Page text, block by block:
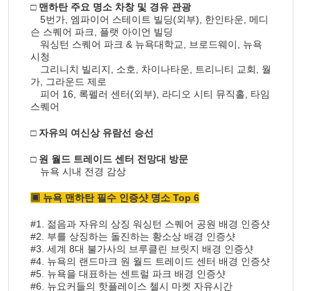
□ 맨하탄 주요 명소 차창 및 경유 관광
5번가, 엠파이어 스테이트 빌딩(외부), 한인타운, 메디
슨 스퀘어 파크, 플랫 아이언 빌딩
워싱턴 스퀘어 파크 & 뉴욕대학교, 브로드웨이, 뉴욕
시청
그리니치 빌리지, 소호, 차이나타운, 트리니티 교회, 월
가, 그라운드 제로
피어 16, 록펠러 센터(외부), 라디오 시티 뮤직홀, 타임
스퀘어
□ 자유의 여신상 유람선 승선
□ 원 월드 트레이드 센터 전망대 방문
뉴욕 시내 전경 감상
▣ 뉴욕 맨하탄 필수 인증샷 명소 Top 6
#1. 젊음과 자유의 상징 워싱턴 스퀘어 공원 배경 인증샷
#2. 부를 상징하는 돌진하는 황소상 배경 인증샷
#3. 세계 8대 불가사의 브루클린 브릿지 배경 인증샷
#4. 뉴욕의 랜드마크 원 월드 트레이드 센터 배경 인증샷
#5. 뉴욕을 대표하는 센트럴 파크 배경 인증샷
#6. 뉴요커들의 핫플레이스 첼시 마켓 자유시간